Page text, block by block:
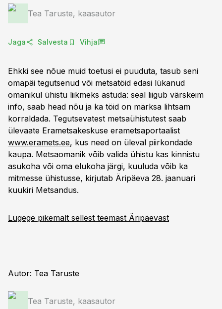
Tea Taruste, kaasautor
Jaga Salvesta Vihja
Ehkki see nõue muid toetusi ei puuduta, tasub seni
omapäi tegutsenud või metsatöid edasi lükanud
omanikul ühistu liikmeks astuda: seal liigub värskeim
info, saab head nõu ja ka töid on märksa lihtsam
korraldada. Tegutsevatest metsaühistutest saab
ülevaate Erametsakeskuse erametsaportaalist
www.eramets.ee, kus need on üleval piirkondade
kaupa. Metsaomanik võib valida ühistu kas kinnistu
asukoha või oma elukoha järgi, kuuluda võib ka
mitmesse ühistusse, kirjutab Äripäeva 28. jaanuari
kuukiri Metsandus.
Lugege pikemalt sellest teemast Äripäevast
Autor: Tea Taruste
Tea Taruste, kaasautor